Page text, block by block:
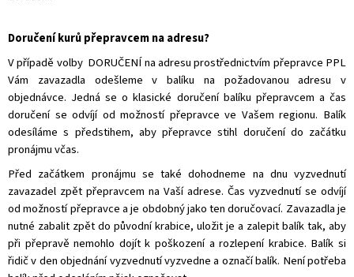
Doručení kurů přepravcem na adresu?
V případě volby DORUČENÍ na adresu prostřednictvím přepravce PPL
Vám zavazadla odešleme v balíku na požadovanou adresu v
objednávce. Jedná se o klasické doručení balíku přepravcem a čas
doručení se odvíjí od možností přepravce ve Vašem regionu. Balík
odesíláme s předstihem, aby přepravce stihl doručení do začátku
pronájmu včas.
Před začátkem pronájmu se také dohodneme na dnu vyzvednutí
zavazadel zpět přepravcem na Vaší adrese. Čas vyzvednutí se odvíjí
od možností přepravce a je obdobný jako ten doručovací. Zavazadla je
nutné zabalit zpět do původní krabice, uložit je a zalepit balík tak, aby
při přepravě nemohlo dojít k poškození a rozlepení krabice. Balík si
řidič v den objednání vyzvednutí vyzvedne a označí balík. Není potřeba